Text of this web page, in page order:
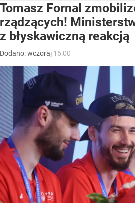
Tomasz Fornal
rządzących!
z błyskawiczną reakcją
Dodano:wczoraj 16:00